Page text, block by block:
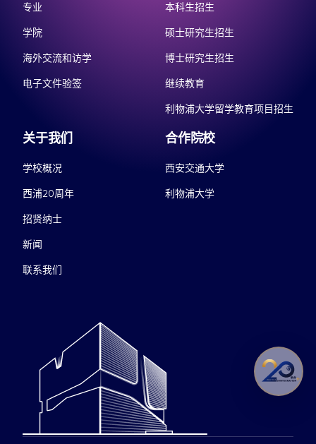
专业
学院
海外交流和访学
电子文件验签
本科生招生
硕士研究生招生
博士研究生招生
继续教育
利物浦大学留学教育项目招生
关于我们
学校概况
西浦20周年
招贤纳士
新闻
联系我们
合作院校
西安交通大学
利物浦大学